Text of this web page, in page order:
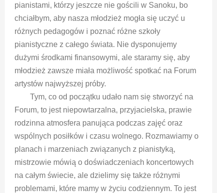
pianistami, którzy jeszcze nie gościli w Sanoku, bo
chciałbym, aby nasza młodzież mogła się uczyć u
różnych pedagogów i poznać różne szkoły
pianistyczne z całego świata. Nie dysponujemy
dużymi środkami finansowymi, ale staramy się, aby
młodzież zawsze miała możliwość spotkać na Forum
artystów najwyższej próby.
Tym, co od początku udało nam się stworzyć na
Forum, to jest niepowtarzalna, przyjacielska, prawie
rodzinna atmosfera panująca podczas zajęć oraz
wspólnych posiłków i czasu wolnego. Rozmawiamy o
planach i marzeniach związanych z pianistyką,
mistrzowie mówią o doświadczeniach koncertowych
na całym świecie, ale dzielimy się także różnymi
problemami, które mamy w życiu codziennym. To jest